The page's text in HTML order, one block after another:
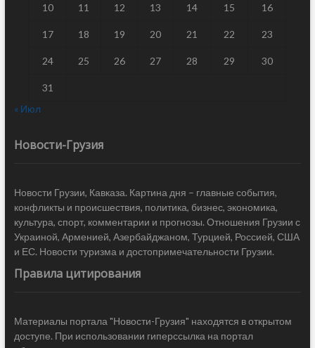
10 11 12 13 14 15 16
17 18 19 20 21 22 23
24 25 26 27 28 29 30
31
« Июл
Новости-Грузия
Новости Грузии, Кавказа. Картина дня – главные события,
конфликты и происшествия, политика, бизнес, экономика,
культура, спорт, комментарии и прогнозы. Отношения Грузии с
Украиной, Арменией, Азербайджаном, Турцией, Россией, США
и ЕС. Новости туризма и достопримечательности Грузии.
Правила цитирования
Материалы портала "Новости-Грузия" находятся в открытом
доступе. При использовании гиперссылка на портал